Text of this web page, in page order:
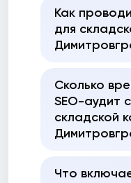
Как
для
Сколько
SEO-аудит
складской
Что